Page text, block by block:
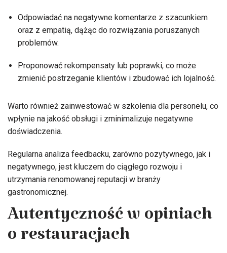
Odpowiadać na negatywne komentarze z szacunkiem
oraz z empatią, dążąc do rozwiązania poruszanych
problemów.
Proponować rekompensaty lub poprawki, co może
zmienić postrzeganie klientów i zbudować ich lojalność.
Warto również zainwestować w szkolenia dla personelu, co
wpłynie na jakość obsługi i zminimalizuje negatywne
doświadczenia.
Regularna analiza feedbacku, zarówno pozytywnego, jak i
negatywnego, jest kluczem do ciągłego rozwoju i
utrzymania renomowanej reputacji w branży
gastronomicznej.
Autentyczność w opiniach
o restauracjach